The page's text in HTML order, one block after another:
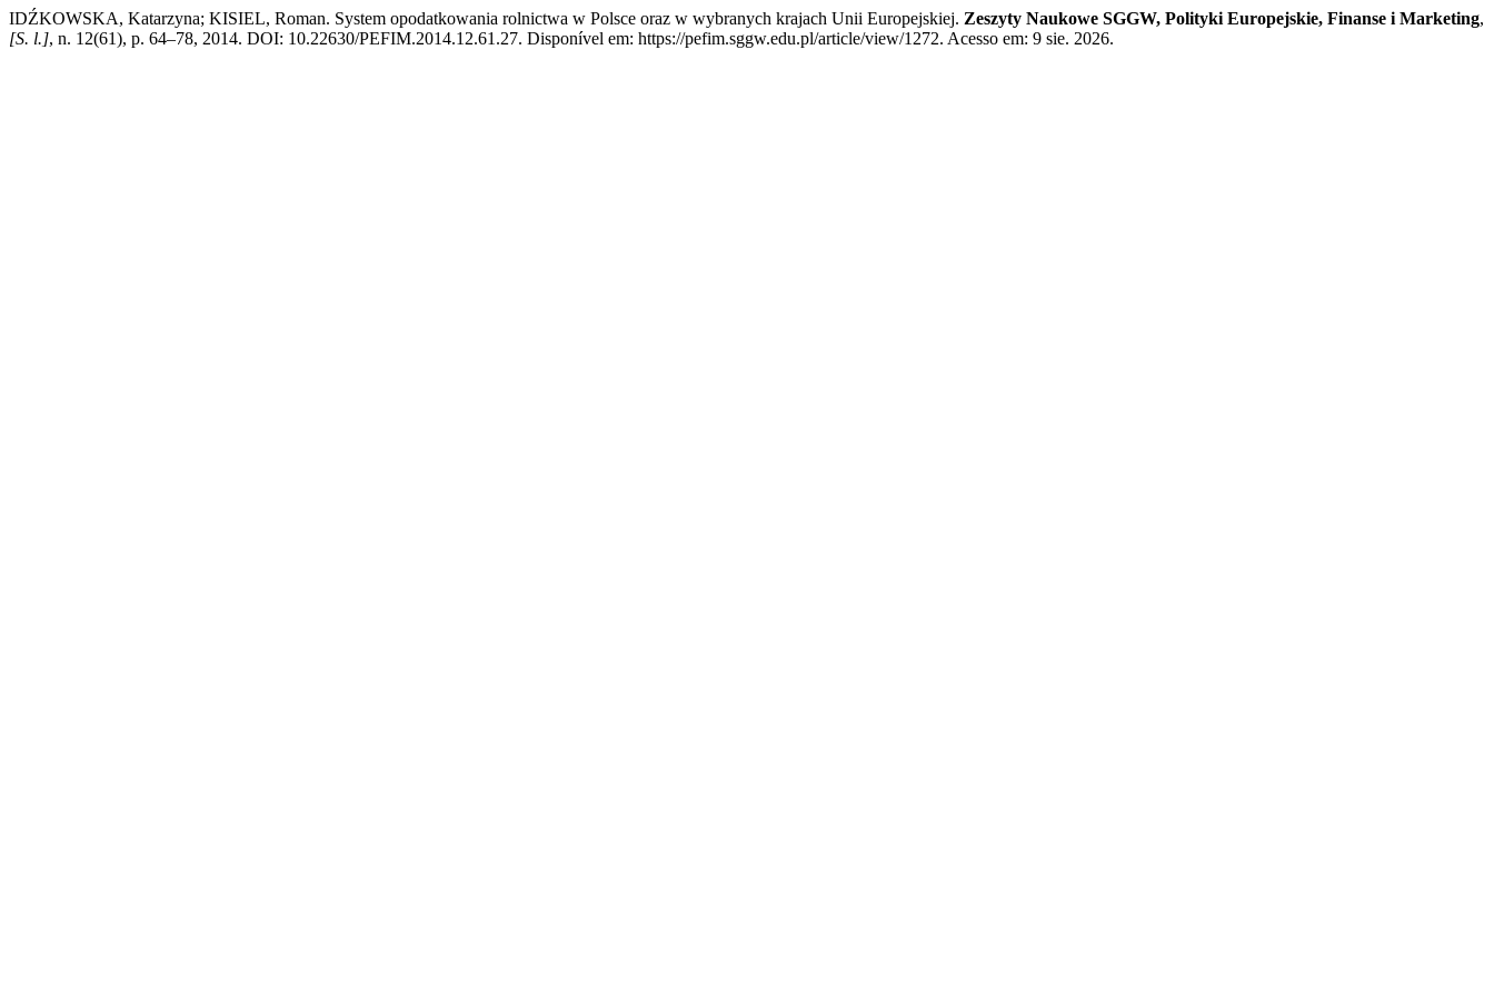
IDŹKOWSKA, Katarzyna; KISIEL, Roman. System opodatkowania rolnictwa w Polsce oraz w wybranych krajach Unii Europejskiej. Zeszyty Naukowe SGGW, Polityki Europejskie, Finanse i Marketing,
[S. l.], n. 12(61), p. 64–78, 2014. DOI: 10.22630/PEFIM.2014.12.61.27. Disponível em: https://pefim.sggw.edu.pl/article/view/1272. Acesso em: 9 sie. 2026.